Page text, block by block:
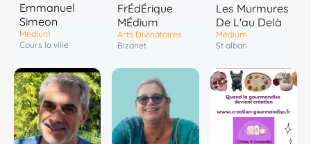
Emmanuel
Simeon
Médium
Cours la ville
FrÉdÉrique
MÉdium
Arts Divinatoires
Bizanet
Les Murmures
De L'au Delà
Médium
St alban